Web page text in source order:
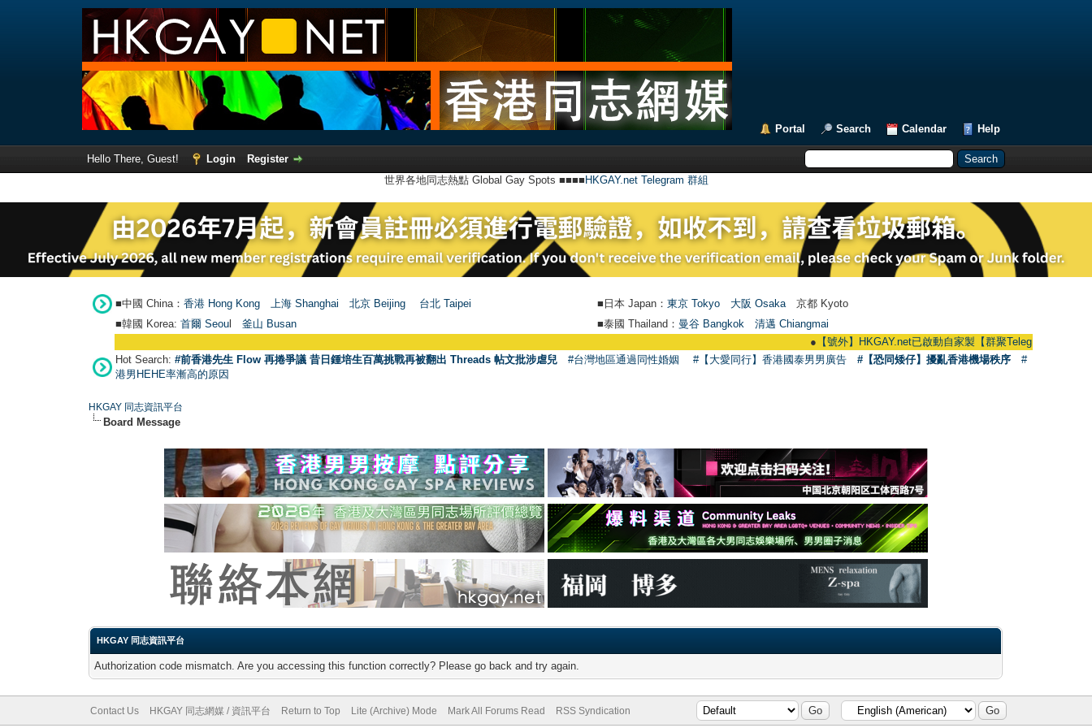
Portal Search Calendar Help
Hello There, Guest! Login
Register
世界各地同志熱點 Global Gay Spots ■■■■ HKGAY.net Telegram 群組
■中國 China： 香港 Hong Kong 上海 Shanghai 北京 Beijing 台北 Taipei ■日本 Japan： 東京 Tokyo 大阪 Osaka 京都 Kyoto
■韓國 Korea: 首爾 Seou 釜山 Busan ■泰國 Thailand： 曼谷 Bangkok
清邁 Chiangmai
【號外】HKGAY.net已啟動自家製【群聚Telegram群組】
Hot Search: #前香港先生 Flow 再捲爭議 昔日鍾培生百萬挑戰再被翻出 Threads 帖文批涉虐兒 #台灣地區通過同性婚姻 #【大愛同行】香港國泰男男廣告 #【恐同矮仔】擾亂香港機場秩序
#
港男HEHE率漸高的原因
HKGAY 同志資訊平台
Board Message
HKGAY 同志資訊平台
Authorization code mismatch. Are you accessing this function correctly? Please go back and try again.
Contact Us HKGAY 同志網媒 / 資訊平台 Return to Top Lite (Archive) Mode Mark All Forums Read RSS Syndication